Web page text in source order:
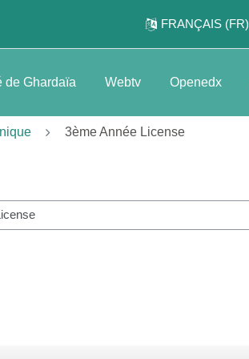
FRANÇAIS ‎(FR)‎
de Ghardaïa Webtv Openedx
3ème Année License